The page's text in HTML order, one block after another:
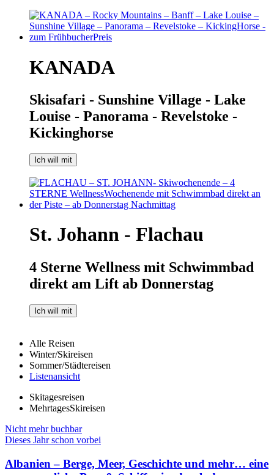
KANADA
Skisafari - Sunshine Village - Lake
Louise - Panorama - Revelstoke -
Kickinghorse
Ich will mit
St. Johann - Flachau
4 Sterne Wellness mit Schwimmbad
direkt am Lift ab Donnerstag
Ich will mit
Alle Reisen
Winter/Skireisen
Sommer/Städtereisen
Listenansicht
Skitagesreisen
MehrtagesSkireisen
Nicht mehr buchbar
Dieses Jahr schon vorbei
Albanien – Berge, Meer, Geschichte und mehr… eine